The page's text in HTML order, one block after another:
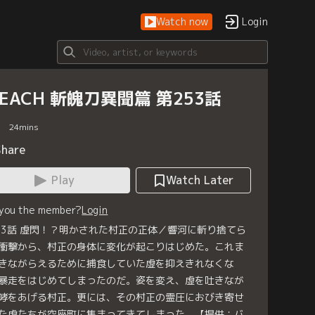
Watch now Login
斬魄刀異聞篇 第253話
24mins
Play
Watch Later
the member?Login
話 虚閃！？明かされた村正の正体／響河に斬り捨てら
撃から、村正の身体に変化が起こりはじめた。これま
ながらえるために捕食していた虚を抑えきれなくな
走をはじめてしまったのだ。姿を変え、虚を吐きなが
をあげる村正。更には、その村正の霊圧におびき寄せ